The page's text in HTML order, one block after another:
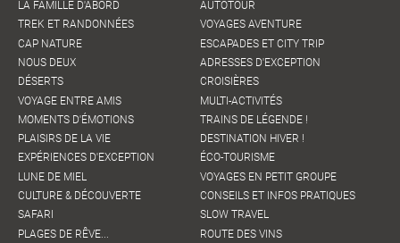
LA FAMILLE D'ABORD
TREK ET RANDONNÉES
CAP NATURE
NOUS DEUX
DÉSERTS
VOYAGE ENTRE AMIS
MOMENTS D'ÉMOTIONS
PLAISIRS DE LA VIE
EXPÉRIENCES D'EXCEPTION
LUNE DE MIEL
CULTURE & DÉCOUVERTE
SAFARI
PLAGES DE RÊVE...
AUTOTOUR
VOYAGES AVENTURE
ESCAPADES ET CITY TRIP
ADRESSES D'EXCEPTION
CROISIÈRES
MULTI-ACTIVITÉS
TRAINS DE LÉGENDE !
DESTINATION HIVER !
ÉCO-TOURISME
VOYAGES EN PETIT GROUPE
CONSEILS ET INFOS PRATIQUES
SLOW TRAVEL
ROUTE DES VINS